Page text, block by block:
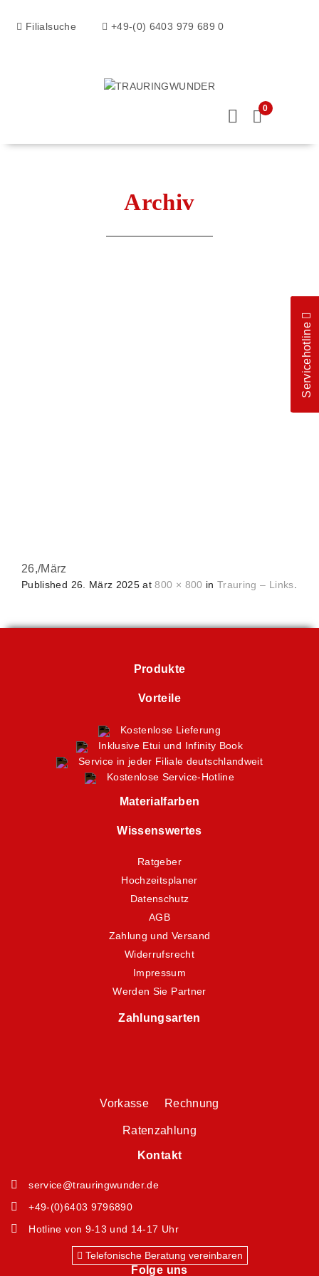
Filialsuche +49-(0) 6403 979 689 0
0
Archiv
26,/März
Published 26. März 2025 at800 × 800 inTrauring – Links.
Produkte
Vorteile
Kostenlose Lieferung
Inklusive Etui und Infinity Book
Service in jeder Filiale deutschlandweit
Kostenlose Service-Hotline
Materialfarben
Wissenswertes
Ratgeber
Hochzeitsplaner
Datenschutz
AGB
Zahlung und Versand
Widerrufsrecht
Impressum
Werden Sie Partner
Zahlungsarten
Vorkasse Rechnung
Ratenzahlung
Kontakt
service@trauringwunder.de
+49-(0)6403 9796890
Hotline von 9-13 und 14-17 Uhr
Telefonische Beratung vereinbaren
Folge uns
Servicehotline